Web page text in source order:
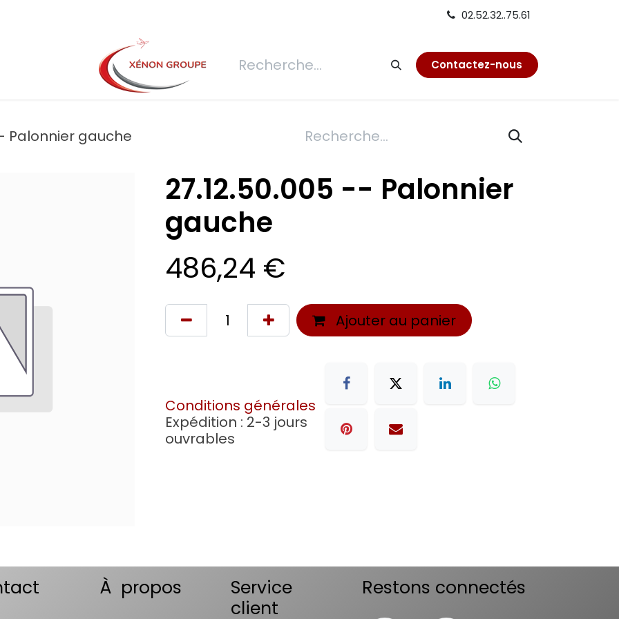
02.52.32..75.61
Demande de devis Connexion Réfection Contactez-nous
Palonnier gauche
27.12.50.005 -- Palonnier
gauche
486,24 €
Ajouter au panier
Conditions générales
Expédition : 2-3 jours
ouvrables
À propos
Service
client
Restons connectés